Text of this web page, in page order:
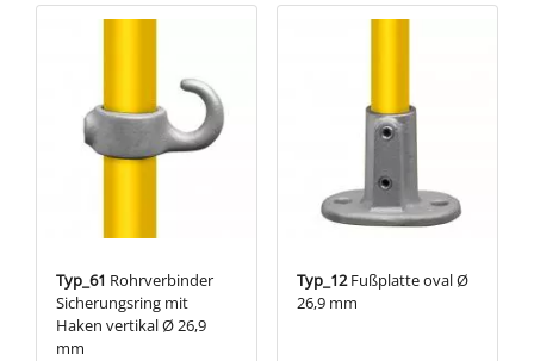
Typ_61 Rohrverbinder
Sicherungsring mit
Haken vertikal Ø 26,9
mm
Typ_12Fußplatte oval Ø
26,9 mm